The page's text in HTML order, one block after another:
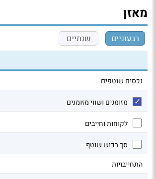
מאזן
רבעוניים שנתיים
נכסים שוטפים
מזומנים ושווי מזומנים
לקוחות וחייבים
סך רכוש שוטף
התחייבויות